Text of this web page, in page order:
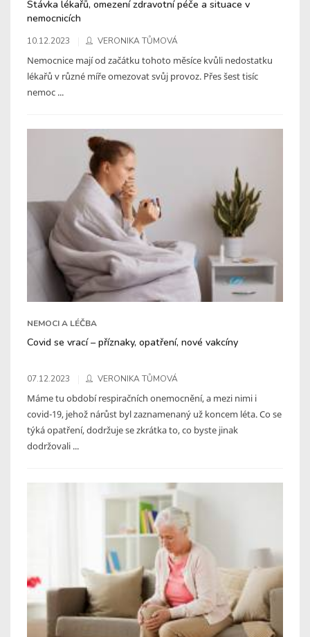
Stávka lékařů, omezení zdravotní péče a situace v
nemocnicích
10.12.2023 VERONIKA TŮMOVÁ
Nemocnice mají od začátku tohoto měsíce kvůli nedostatku
lékařů v různé míře omezovat svůj provoz. Přes šest tisíc
nemoc ...
NEMOCI A LÉČBA
Covid se vrací – příznaky, opatření, nové vakcíny
07.12.2023 VERONIKA TŮMOVÁ
Máme tu období respiračních onemocnění, a mezi nimi i
covid-19, jehož nárůst byl zaznamenaný už koncem léta. Co se
týká opatření, dodržuje se zkrátka to, co byste jinak
dodržovali ...